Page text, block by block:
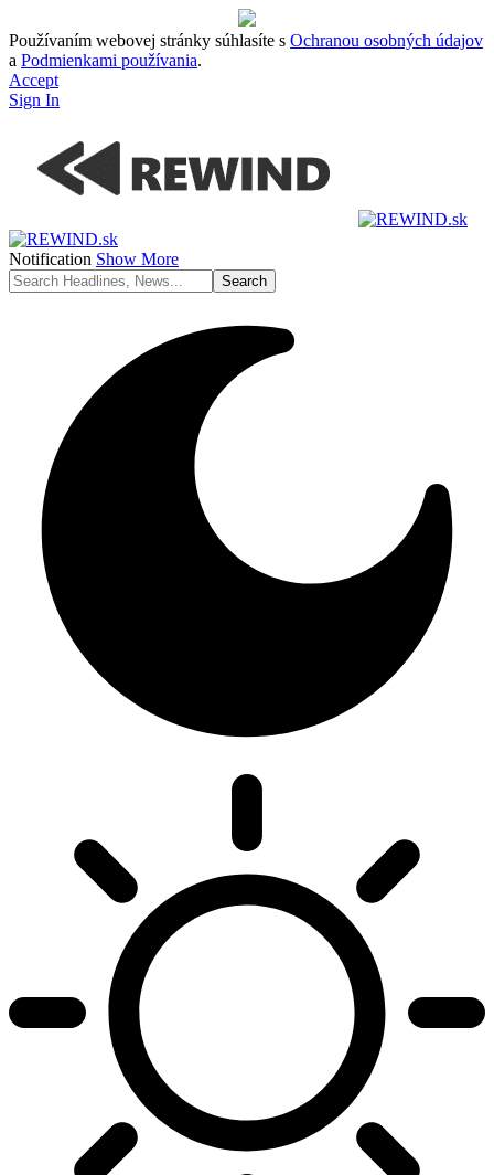
Používaním webovej stránky súhlasíte s Ochranou osobných údajov
a Podmienkami používania.
Accept
Sign In
Notification Show More